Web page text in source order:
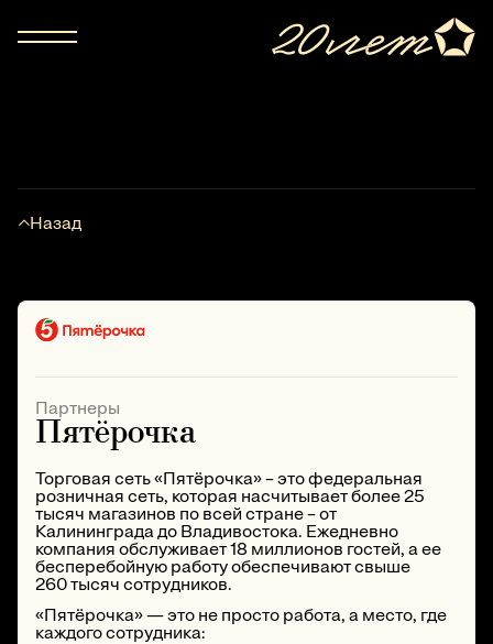
Назад
Партнеры
Пятёрочка
Торговая сеть «Пятёрочка» – это федеральная
розничная сеть, которая насчитывает более 25
тысяч магазинов по всей стране – от
Калининграда до Владивостока. Ежедневно
компания обслуживает 18 миллионов гостей, а ее
бесперебойную работу обеспечивают свыше
260 тысяч сотрудников.
«Пятёрочка» — это не просто работа, а место, где
каждого сотрудника: